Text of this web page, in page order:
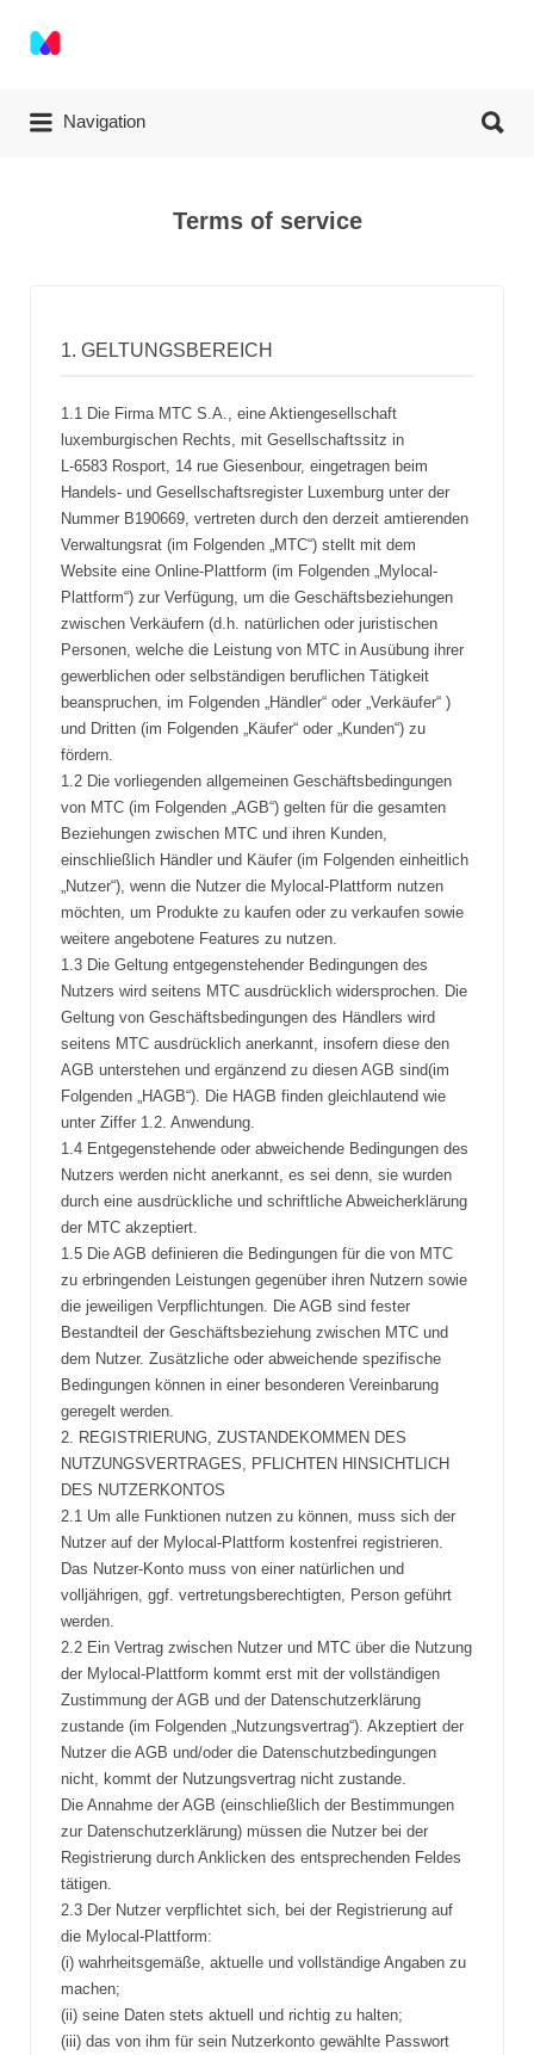
Search for:
Navigation
Terms of service
1. GELTUNGSBEREICH
1.1 Die Firma MTC S.A., eine Aktiengesellschaft
luxemburgischen Rechts, mit Gesellschaftssitz in
L-6583 Rosport, 14 rue Giesenbour, eingetragen beim
Handels- und Gesellschaftsregister Luxemburg unter der
Nummer B190669, vertreten durch den derzeit amtierenden
Verwaltungsrat (im Folgenden „MTC“) stellt mit dem
Website eine Online-Plattform (im Folgenden „Mylocal-
Plattform“) zur Verfügung, um die Geschäftsbeziehungen
zwischen Verkäufern (d.h. natürlichen oder juristischen
Personen, welche die Leistung von MTC in Ausübung ihrer
gewerblichen oder selbständigen beruflichen Tätigkeit
beanspruchen, im Folgenden „Händler“ oder „Verkäufer“ )
und Dritten (im Folgenden „Käufer“ oder „Kunden“) zu
fördern.
1.2 Die vorliegenden allgemeinen Geschäftsbedingungen
von MTC (im Folgenden „AGB“) gelten für die gesamten
Beziehungen zwischen MTC und ihren Kunden,
einschließlich Händler und Käufer (im Folgenden einheitlich
„Nutzer“), wenn die Nutzer die Mylocal-Plattform nutzen
möchten, um Produkte zu kaufen oder zu verkaufen sowie
weitere angebotene Features zu nutzen.
1.3 Die Geltung entgegenstehender Bedingungen des
Nutzers wird seitens MTC ausdrücklich widersprochen. Die
Geltung von Geschäftsbedingungen des Händlers wird
seitens MTC ausdrücklich anerkannt, insofern diese den
AGB unterstehen und ergänzend zu diesen AGB sind(im
Folgenden „HAGB“). Die HAGB finden gleichlautend wie
unter Ziffer 1.2. Anwendung.
1.4 Entgegenstehende oder abweichende Bedingungen des
Nutzers werden nicht anerkannt, es sei denn, sie wurden
durch eine ausdrückliche und schriftliche Abweicherklärung
der MTC akzeptiert.
1.5 Die AGB definieren die Bedingungen für die von MTC
zu erbringenden Leistungen gegenüber ihren Nutzern sowie
die jeweiligen Verpflichtungen. Die AGB sind fester
Bestandteil der Geschäftsbeziehung zwischen MTC und
dem Nutzer. Zusätzliche oder abweichende spezifische
Bedingungen können in einer besonderen Vereinbarung
geregelt werden.
2. REGISTRIERUNG, ZUSTANDEKOMMEN DES
NUTZUNGSVERTRAGES, PFLICHTEN HINSICHTLICH
DES NUTZERKONTOS
2.1 Um alle Funktionen nutzen zu können, muss sich der
Nutzer auf der Mylocal-Plattform kostenfrei registrieren.
Das Nutzer-Konto muss von einer natürlichen und
volljährigen, ggf. vertretungsberechtigten, Person geführt
werden.
2.2 Ein Vertrag zwischen Nutzer und MTC über die Nutzung
der Mylocal-Plattform kommt erst mit der vollständigen
Zustimmung der AGB und der Datenschutzerklärung
zustande (im Folgenden „Nutzungsvertrag“). Akzeptiert der
Nutzer die AGB und/oder die Datenschutzbedingungen
nicht, kommt der Nutzungsvertrag nicht zustande.
Die Annahme der AGB (einschließlich der Bestimmungen
zur Datenschutzerklärung) müssen die Nutzer bei der
Registrierung durch Anklicken des entsprechenden Feldes
tätigen.
2.3 Der Nutzer verpflichtet sich, bei der Registrierung auf
die Mylocal-Plattform:
(i) wahrheitsgemäße, aktuelle und vollständige Angaben zu
machen;
(ii) seine Daten stets aktuell und richtig zu halten;
(iii) das von ihm für sein Nutzerkonto gewählte Passwort